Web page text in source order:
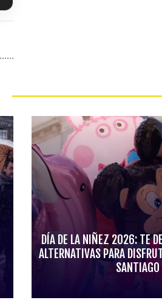
DÍA DE LA NIÑEZ 2026: TE
ALTERNATIVAS PARA
SANTIAGO